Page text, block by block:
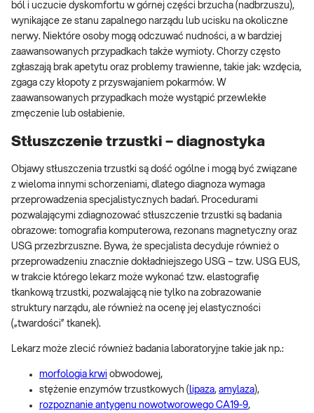
ból i uczucie dyskomfortu w górnej części brzucha (nadbrzuszu),
wynikające ze stanu zapalnego narządu lub ucisku na okoliczne
nerwy. Niektóre osoby mogą odczuwać nudności, a w bardziej
zaawansowanych przypadkach także wymioty. Chorzy często
zgłaszają brak apetytu oraz problemy trawienne, takie jak: wzdęcia,
zgaga czy kłopoty z przyswajaniem pokarmów. W
zaawansowanych przypadkach może wystąpić przewlekłe
zmęczenie lub osłabienie.
Stłuszczenie trzustki – diagnostyka
Objawy stłuszczenia trzustki są dość ogólne i mogą być związane
z wieloma innymi schorzeniami, dlatego diagnoza wymaga
przeprowadzenia specjalistycznych badań. Procedurami
pozwalającymi zdiagnozować stłuszczenie trzustki są badania
obrazowe: tomografia komputerowa, rezonans magnetyczny oraz
USG przezbrzuszne. Bywa, że specjalista decyduje również o
przeprowadzeniu znacznie dokładniejszego USG – tzw. USG EUS,
w trakcie którego lekarz może wykonać tzw. elastografię
tkankową trzustki, pozwalającą nie tylko na zobrazowanie
struktury narządu, ale również na ocenę jej elastyczności
(„twardości” tkanek).
Lekarz może zlecić również badania laboratoryjne takie jak np.:
morfologia krwi obwodowej,
stężenie enzymów trzustkowych (lipaza, amylaza),
rozpoznanie antygenu nowotworowego CA19-9,